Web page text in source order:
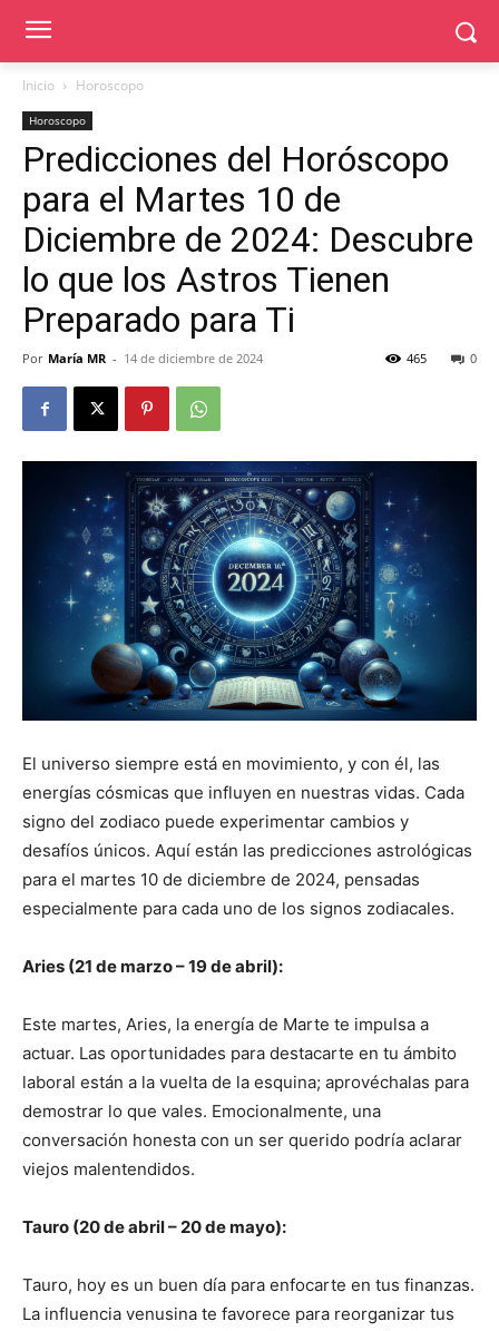
Inicio Horoscopo
Horoscopo
Predicciones del Horóscopo
para el Martes 10 de
Diciembre de 2024: Descubre
lo que los Astros Tienen
Preparado para Ti
Por María MR - 14 de diciembre de 2024 0
465
El universo siempre está en movimiento, y con él, las
energías cósmicas que influyen en nuestras vidas. Cada
signo del zodiaco puede experimentar cambios y
desafíos únicos. Aquí están las predicciones astrológicas
para el martes 10 de diciembre de 2024, pensadas
especialmente para cada uno de los signos zodiacales.
Aries (21 de marzo – 19 de abril):
Este martes, Aries, la energía de Marte te impulsa a
actuar. Las oportunidades para destacarte en tu ámbito
laboral están a la vuelta de la esquina; aprovéchalas para
demostrar lo que vales. Emocionalmente, una
conversación honesta con un ser querido podría aclarar
viejos malentendidos.
Tauro (20 de abril – 20 de mayo):
Tauro, hoy es un buen día para enfocarte en tus finanzas.
La influencia venusina te favorece para reorganizar tus